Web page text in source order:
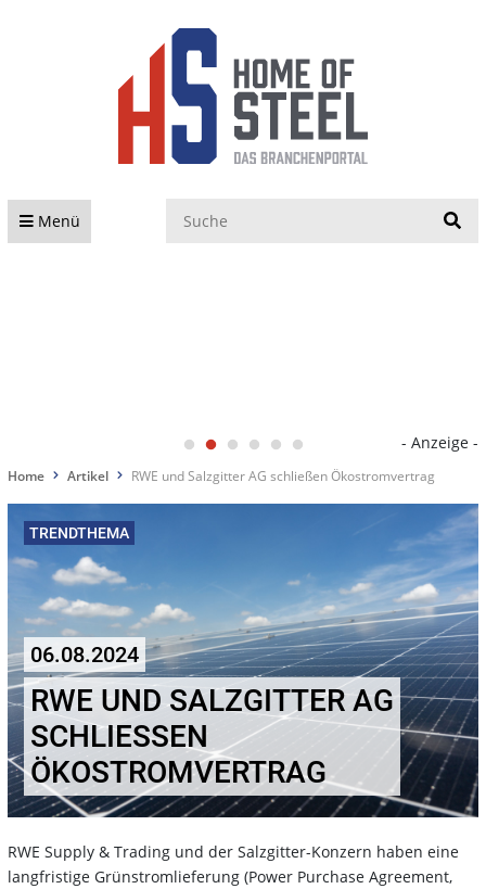
Menü
- Anzeige -
Home Artikel RWE und Salzgitter AG schließen Ökostromvertrag
TRENDTHEMA
06.08.2024
RWE UND SALZGITTER AG
SCHLIESSEN Ö
KOSTROMVERTRAG
RWE Supply & Trading und der Salzgitter-Konzern haben eine
langfristige Grünstromlieferung (Power Purchase Agreement,